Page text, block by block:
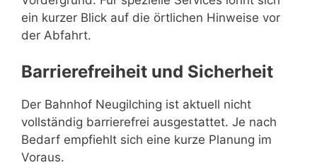
ein kurzer Blick auf die örtlichen Hinweise vor
der Abfahrt.
Barrierefreiheit und Sicherheit
Der Bahnhof Neugilching ist aktuell nicht
vollständig barrierefrei ausgestattet. Je nach
Bedarf empfiehlt sich eine kurze Planung im
Voraus.